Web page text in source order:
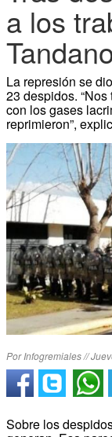
a los
La represión se
23 despidos.
con los gases
reprimieron”,
Por Infogremiales //
Sobre los